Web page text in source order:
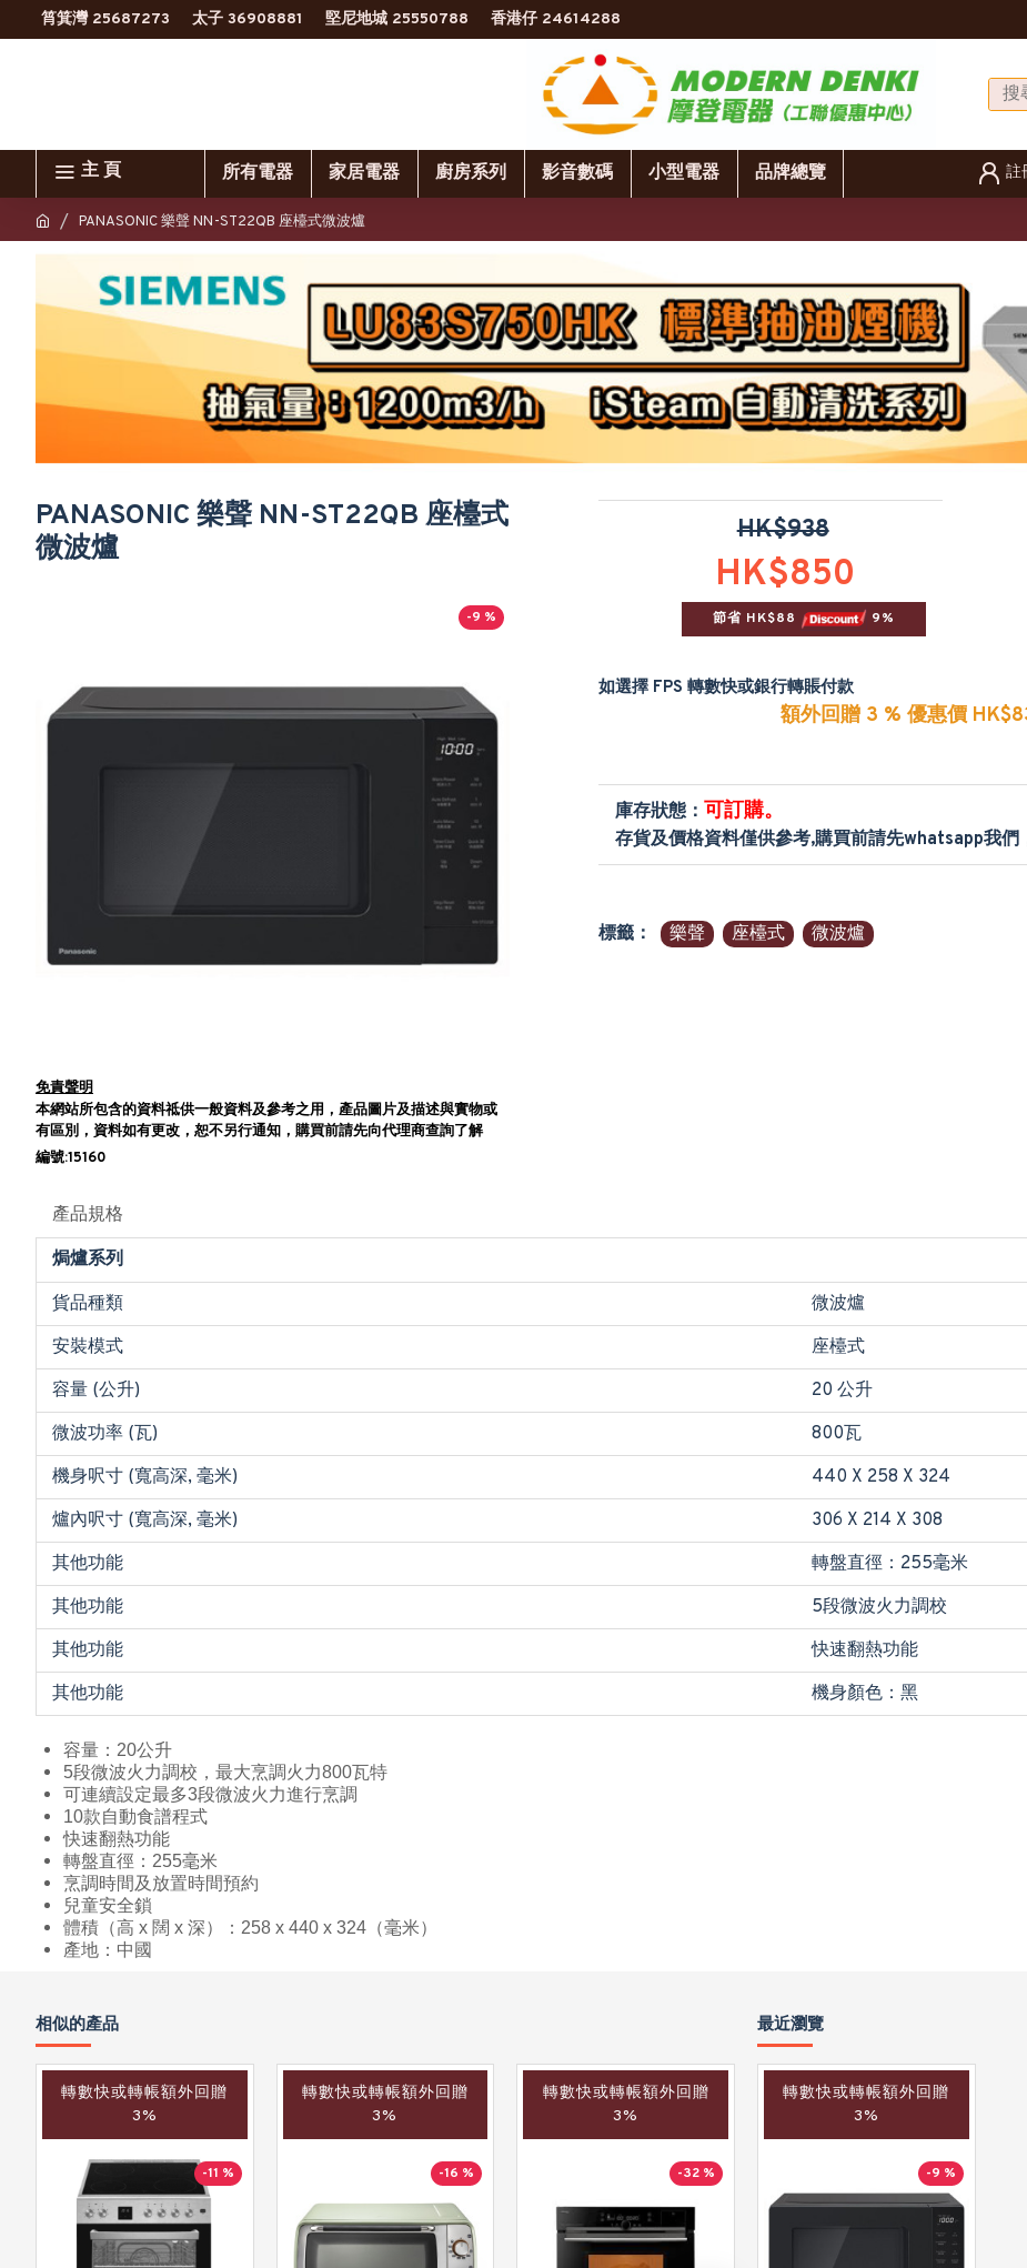
筲箕灣 25687273 太子 36908881 堅尼地城 25550788 香港仔 24614288
主 頁 所有電器 家居電器 廚房系列 影音數碼 小型電器 品牌總覽 註
PANASONIC 樂聲 NN-ST22QB 座檯式微波爐
PANASONIC 樂聲 NN-ST22QB 座檯式
微波爐
-9 %
免責聲明
本網站所包含的資料祗供一般資料及參考之用，產品圖片及描述與實物或
有區別，資料如有更改，恕不另行通知，購買前請先向代理商查詢了解
編號:15160
HK$850
HK$938
節省 HK$88 9%
如選擇 FPS 轉數快或銀行轉賬付款
額外回贈 3 % 優惠價
庫存狀態： 可訂購。
存貨及價格資料僅供參考,購買前請先whatsapp我們
標籤： 樂聲 座檯式 微波爐
產品規格
焗爐系列
貨品種類
微波爐
安裝模式
座檯式
容量 (公升)
20 公升
微波功率 (瓦)
800瓦
機身呎寸 (寬高深, 毫米)
440 X 258 X 324
爐內呎寸 (寬高深, 毫米)
306 X 214 X 308
其他功能
轉盤直徑：255毫米
其他功能
5段微波火力調校
其他功能
快速翻熱功能
其他功能
機身顏色：黑
容量：20公升
5段微波火力調校，最大烹調火力800瓦特
可連續設定最多3段微波火力進行烹調
10款自動食譜程式
快速翻熱功能
轉盤直徑：255毫米
烹調時間及放置時間預約
兒童安全鎖
體積（高 x 闊 x 深）：258 x 440 x 324（毫米）
產地：中國
相似的產品
轉數快或轉帳額外回贈
3%
-11 %
轉數快或轉帳額外回贈
3%
-16 %
轉數快或轉帳額外回贈
3%
-32 %
轉數快或轉帳額外回贈
3%
-33 %
最近瀏覽
轉數快或轉帳額外回贈
3%
-9 %